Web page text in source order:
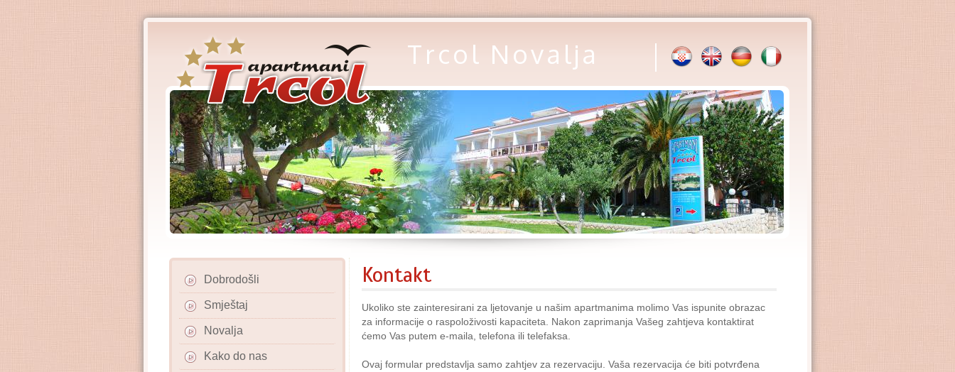
Trcol Novalja
Dobrodošli
Smještaj
Novalja
Kako do nas
Kontakt
Ukoliko ste zainteresirani za ljetovanje u našim apartmanima molimo Vas ispunite obrazac
za informacije o raspoloživosti kapaciteta. Nakon zaprimanja Vašeg zahtjeva kontaktirat
ćemo Vas putem e-maila, telefona ili telefaksa.
Ovaj formular predstavlja samo zahtjev za rezervaciju. Vaša rezervacija će biti potvrđena